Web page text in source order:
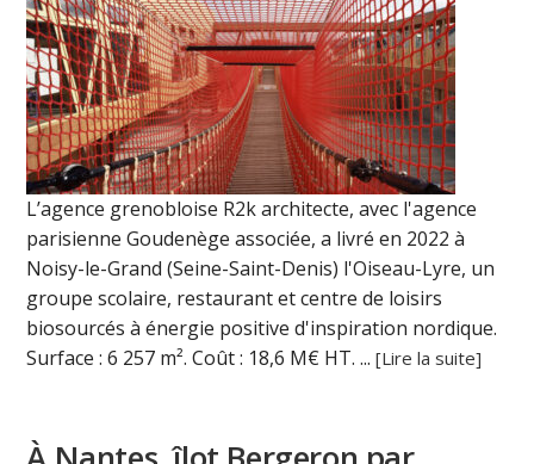
L’agence grenobloise R2k architecte, avec l'agence
parisienne Goudenège associée, a livré en 2022 à
Noisy-le-Grand (Seine-Saint-Denis) l'Oiseau-Lyre, un
groupe scolaire, restaurant et centre de loisirs
biosourcés à énergie positive d'inspiration nordique.
Surface : 6 257 m². Coût : 18,6 M€ HT. ...[Lire la suite]